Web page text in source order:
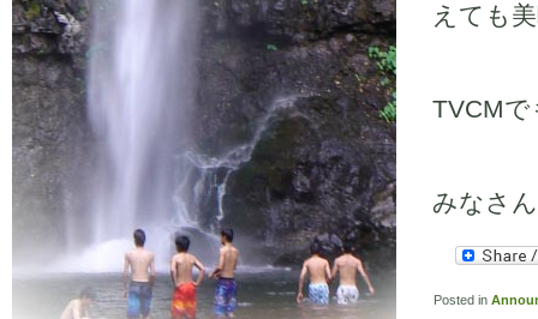
えても
TVCM
みなさ
Posted in